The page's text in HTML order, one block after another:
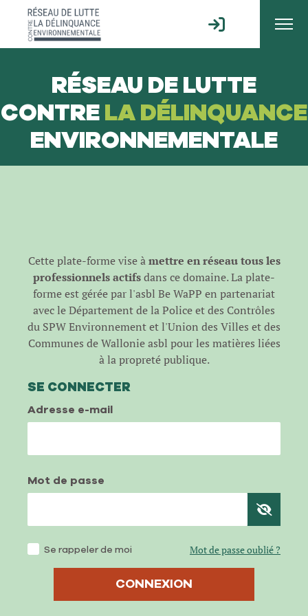
RÉSEAU DE LUTTE
CONTRELA DÉLINQUANCE
ENVIRONNEMENTALE
Cette plate-forme vise àmettre en réseau tous les
professionnels actifsdans ce domaine. La plate-
forme est gérée par l'asbl Be WaPP en partenariat
avec le Département de la Police et des Contrôles
du SPW Environnement et l'Union des Villes et des
Communes de Wallonie asbl pour les matières liées
à la propreté publique.
SE CONNECTER
Adresse e-mail
Mot de passe
Se rappeler de moi Mot de passe oublié ?
CONNEXION